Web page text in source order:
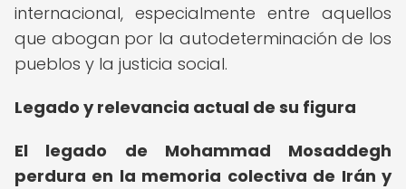
internacional, especialmente entre aquellos
que abogan por la autodeterminación de los
pueblos y la justicia social.
Legado y relevancia actual de su figura
El legado de Mohammad Mosaddegh
perdura en la memoria colectiva de Irán y